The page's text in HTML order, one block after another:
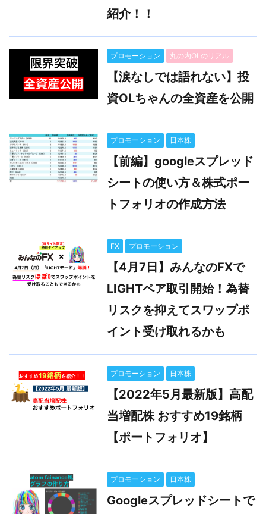
紹介！！
プロモーション 丸の内OLのリアル
【涙なしでは語れない】投
資OLちゃんの全資産を公開
プロモーション 日本株
【前編】googleスプレッド
シートの使い方＆株式ポー
トフォリオの作成方法
FX プロモーション
【4月7日】みんなのFXで
LIGHTペア取引開始！為替
リスクを抑えてスワップポ
イント受け取れるかも
プロモーション 日本株
【2022年5月最新版】高配
当増配株 おすすめ19銘柄
【ポートフォリオ】
プロモーション 日本株
Googleスプレッドシートで